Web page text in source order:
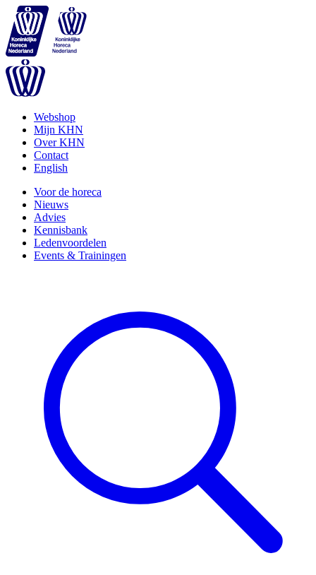
Webshop
Mijn KHN
Over KHN
Contact
English
Voor de horeca
Nieuws
Advies
Kennisbank
Ledenvoordelen
Events & Trainingen